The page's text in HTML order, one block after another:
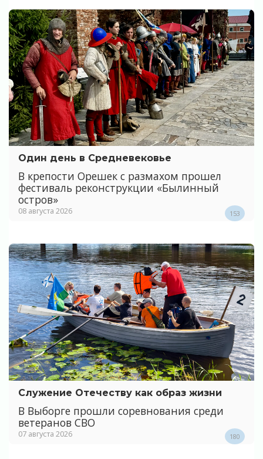
Один день в Средневековье
В крепости Орешек с размахом прошел
фестиваль реконструкции «Былинный
остров»
08 августа 2026 153
Служение Отечеству как образ жизни
В Выборге прошли соревнования среди
ветеранов СВО
07 августа 2026 180